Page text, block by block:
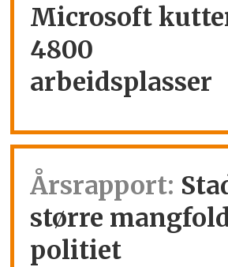
Microsoft
4800
arbeidsplasser
Årsrapport:
større
politiet